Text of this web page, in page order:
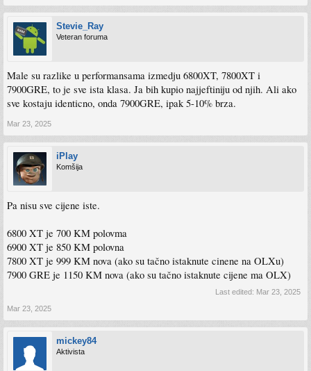
Stevie_Ray
Veteran foruma
Male su razlike u performansama izmedju 6800XT, 7800XT i
7900GRE, to je sve ista klasa. Ja bih kupio najjeftiniju od njih. Ali ako
sve kostaju identicno, onda 7900GRE, ipak 5-10% brza.
Mar 23, 2025
iPlay
Komšija
Pa nisu sve cijene iste.
6800 XT je 700 KM polovma
6900 XT je 850 KM polovna
7800 XT je 999 KM nova (ako su tačno istaknute cinene na OLXu)
7900 GRE je 1150 KM nova (ako su tačno istaknute cijene ma OLX)
Last edited: Mar 23, 2025
Mar 23, 2025
mickey84
Aktivista